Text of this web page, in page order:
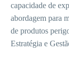
capacidade de
abordagem para
de produtos
Estratégia e